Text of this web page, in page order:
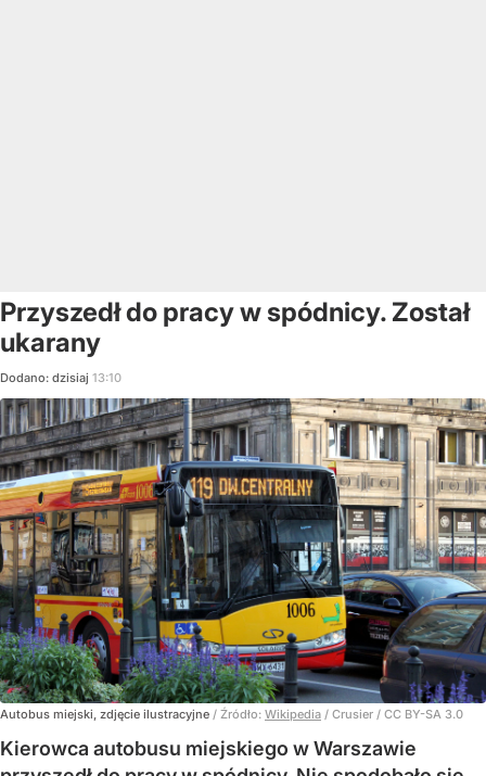
Przyszedł do pracy w spódnicy. Został
ukarany
Dodano: dzisiaj 13:10
Autobus miejski, zdjęcie ilustracyjne / Źródło: Wikipedia / Crusier / CC BY-SA 3.0
Kierowca autobusu miejskiego w Warszawie